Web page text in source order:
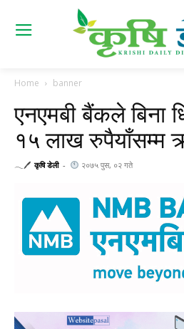
Home banner
एनएमबी बैंकले बिना
१५ लाख रुपैयाँसम्म
𓂃🖊 कृषि डेली - २०७५ पुस, ०२ गते